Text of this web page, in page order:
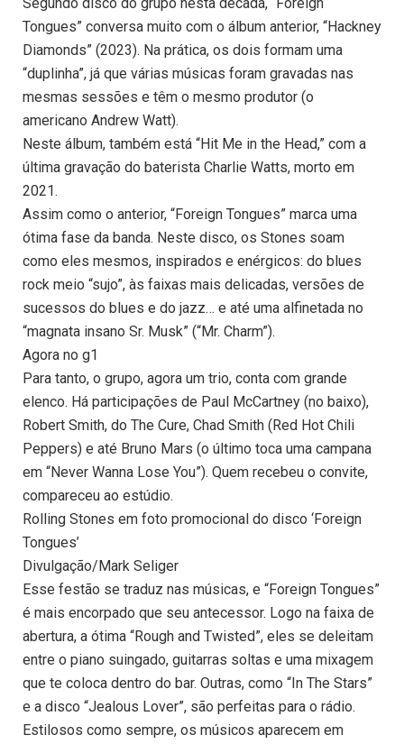
Tongues” conversa muito com o álbum anterior, “Hackney
Diamonds” (2023). Na prática, os dois formam uma
“duplinha”, já que várias músicas foram gravadas nas
mesmas sessões e têm o mesmo produtor (o
americano Andrew Watt).
Neste álbum, também está “Hit Me in the Head,” com a
última gravação do baterista Charlie Watts, morto em
2021.
Assim como o anterior, “Foreign Tongues” marca uma
ótima fase da banda. Neste disco, os Stones soam
como eles mesmos, inspirados e enérgicos: do blues
rock meio “sujo”, às faixas mais delicadas, versões de
sucessos do blues e do jazz… e até uma alfinetada no
“magnata insano Sr. Musk” (“Mr. Charm”).
Agora no g1
Para tanto, o grupo, agora um trio, conta com grande
elenco. Há participações de Paul McCartney (no baixo),
Robert Smith, do The Cure, Chad Smith (Red Hot Chili
Peppers) e até Bruno Mars (o último toca uma campana
em “Never Wanna Lose You”). Quem recebeu o convite,
compareceu ao estúdio.
Rolling Stones em foto promocional do disco ‘Foreign
Tongues’
Divulgação/Mark Seliger
Esse festão se traduz nas músicas, e “Foreign Tongues”
é mais encorpado que seu antecessor. Logo na faixa de
abertura, a ótima “Rough and Twisted”, eles se deleitam
entre o piano suingado, guitarras soltas e uma mixagem
que te coloca dentro do bar. Outras, como “In The Stars”
e a disco “Jealous Lover”, são perfeitas para o rádio.
Estilosos como sempre, os músicos aparecem em